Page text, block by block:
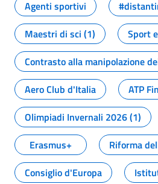
Agenti sportivi
Maestri di sci (1)
Sport
Contrasto alla manipolazione
Aero Club d'Italia
ATP
Olimpiadi Invernali 2026 (1)
Erasmus+
Riforma
Consiglio d'Europa